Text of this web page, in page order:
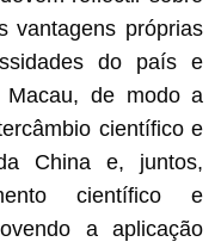
vantagens próprias
do país e
de modo a
científico e
China e, juntos,
científico e
a aplicação